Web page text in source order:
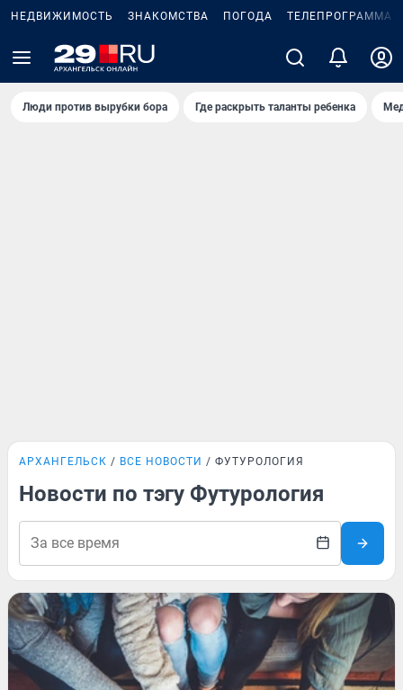
НЕДВИЖИМОСТЬ ЗНАКОМСТВА ПОГОДА ТЕЛЕПРОГРАММА
Люди против вырубки бора Где раскрыть таланты ребенка
АРХАНГЕЛЬСК ВСЕ НОВОСТИ ФУТУРОЛОГИЯ
Новости по тэгу Футурология